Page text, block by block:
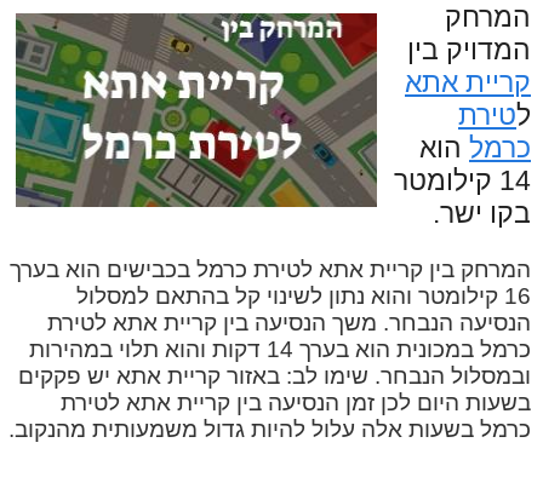
המרחק
המדויק בין
קריית אתא
לטירת
כרמל הוא
14 קילומטר
בקו ישר.
המרחק בין קריית אתא לטירת כרמל בכבישים הוא בערך
16 קילומטר והוא נתון לשינוי קל בהתאם למסלול
הנסיעה הנבחר. משך הנסיעה בין קריית אתא לטירת
כרמל במכונית הוא בערך 14 דקות והוא תלוי במהירות
ובמסלול הנבחר. שימו לב: באזור קריית אתא יש פקקים
בשעות היום לכן זמן הנסיעה בין קריית אתא לטירת
כרמל בשעות אלה עלול להיות גדול משמעותית מהנקוב.